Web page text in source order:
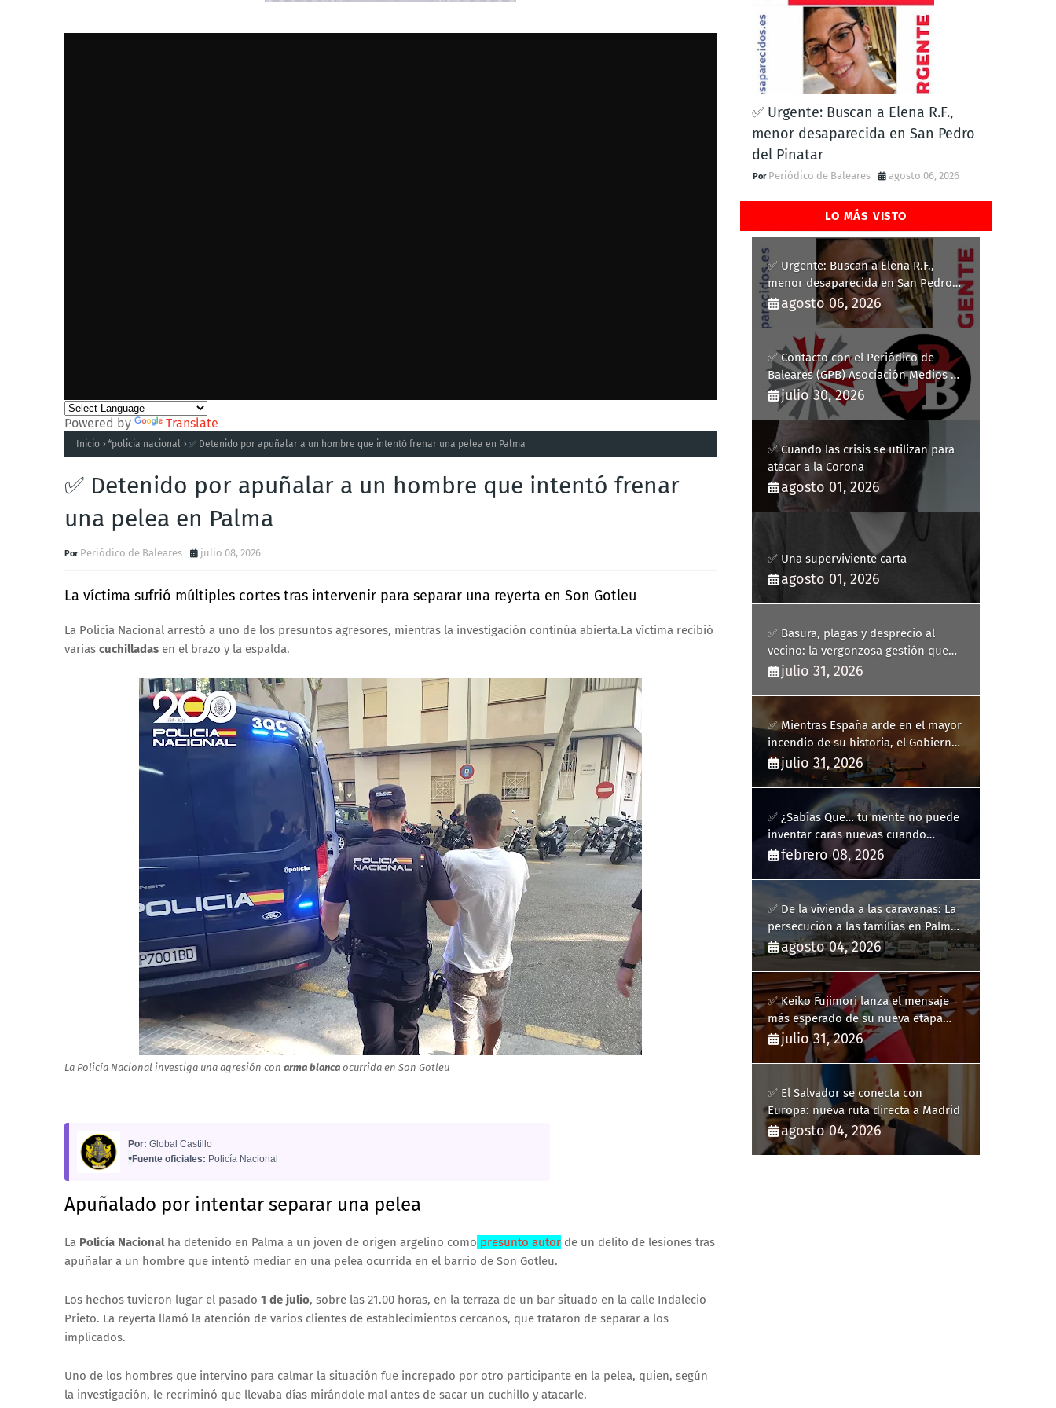
Powered by Translate
Inicio *policia nacional ✅ Detenido por apuñalar a un hombre que intentó frenar una pelea en Palma
✅ Detenido por apuñalar a un hombre que intentó frenar
una pelea en Palma
Periódico de Baleares julio 08, 2026
La víctima sufrió múltiples cortes tras intervenir para separar una reyerta en Son Gotleu
La Policía Nacional arrestó a uno de los presuntos agresores, mientras la investigación continúa abierta.La víctima recibió
varias cuchilladas en el brazo y la espalda.
La Policía Nacional investiga una agresión con arma blanca ocurrida en Son Gotleu
Por: Global Castillo
•Fuente oficiales: Policía Nacional
Apuñalado por intentar separar una pelea
La Policía Nacional ha detenido en Palma a un joven de origen argelino como presunto autor de un delito de lesiones tras
apuñalar a un hombre que intentó mediar en una pelea ocurrida en el barrio de Son Gotleu.
Los hechos tuvieron lugar el pasado 1 de julio, sobre las 21.00 horas, en la terraza de un bar situado en la calle Indalecio
Prieto. La reyerta llamó la atención de varios clientes de establecimientos cercanos, que trataron de separar a los
implicados.
Uno de los hombres que intervino para calmar la situación fue increpado por otro participante en la pelea, quien, según
la investigación, le recriminó que llevaba días mirándole mal antes de sacar un cuchillo y atacarle.
✅ Urgente: Buscan a Elena R.F.,
menor desaparecida en San Pedro
del Pinatar
Periódico de Baleares agosto 06, 2026
LO MÁS VISTO
✅ Urgente: Buscan a Elena R.F.,
menor desaparecida en San Pedro
del Pinatar
agosto 06, 2026
✅ Contacto con el Periódico de
Baleares (GPB) Asociación Medios de
Comunicación Digitales
julio 30, 2026
✅ Cuando las crisis se utilizan para
atacar a la Corona
agosto 01, 2026
✅ Una superviviente carta
agosto 01, 2026
✅ Basura, plagas y desprecio al
vecino: la vergonzosa gestión que
ha hecho estallar a Llucmajor
julio 31, 2026
✅ Mientras España arde en el mayor
incendio de su historia, el Gobierno
bloquea siete hidroaviones por
"ahorrarse" dinero
julio 31, 2026
✅ ¿Sabías Que… tu mente no puede
inventar caras nuevas cuando
sueñas?
febrero 08, 2026
✅ De la vivienda a las caravanas: La
persecución a las familias en Palma
y la complicidad de un fracaso
heredado
agosto 04, 2026
✅ Keiko Fujimori lanza el mensaje
más esperado de su nueva etapa
como presidenta de Perú
julio 31, 2026
✅ El Salvador se conecta con
Europa: nueva ruta directa a Madrid
agosto 04, 2026